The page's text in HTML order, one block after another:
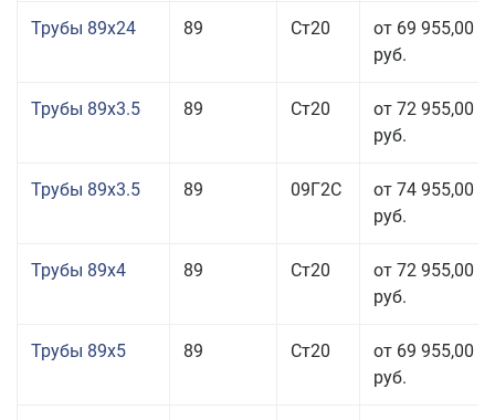
Трубы 89x24 89 Ст20
от 69 955,00
руб.
Трубы 89x3.5 89 Ст20
от 72 955,00
руб.
Трубы 89x3.5 89 09Г2С
от 74 955,00
руб.
Трубы 89x4 89 Ст20
от 72 955,00
руб.
Трубы 89x5 89 Ст20
от 69 955,00
руб.